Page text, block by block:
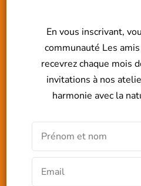
En vous inscrivant,
communauté Les
recevrez chaque mois
invitations à nos
harmonie avec la